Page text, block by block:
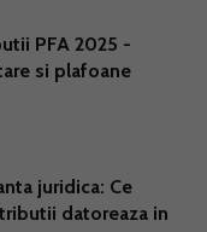
PFA 2025 -
si plafoane
juridica: Ce
datoreaza in